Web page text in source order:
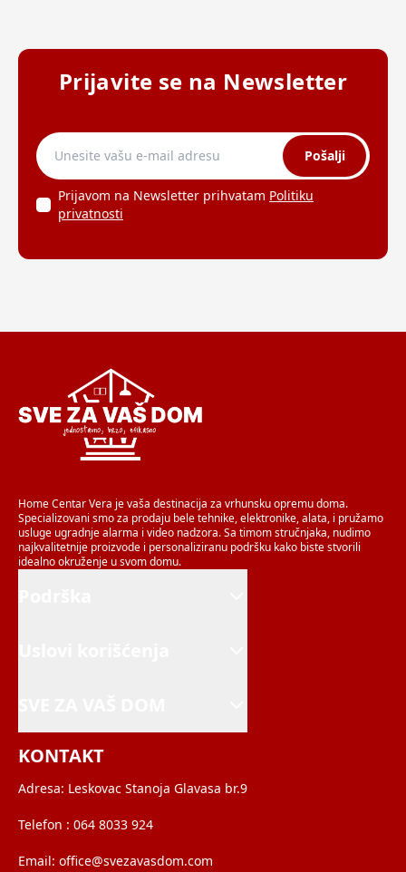
Prijavite se na Newsletter
Pošalji
Prijavom na Newsletter prihvatam Politiku
privatnosti
Home Centar Vera je vaša destinacija za vrhunsku opremu doma.
Specializovani smo za prodaju bele tehnike, elektronike, alata, i pružamo
usluge ugradnje alarma i video nadzora. Sa timom stručnjaka, nudimo
najkvalitetnije proizvode i personaliziranu podršku kako biste stvorili
idealno okruženje u svom domu.
KONTAKT
Adresa: Leskovac Stanoja Glavasa br.9
Telefon : 064 8033 924
Email: office@svezavasdom.com